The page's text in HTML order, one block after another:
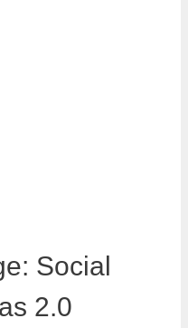
Social
2.0